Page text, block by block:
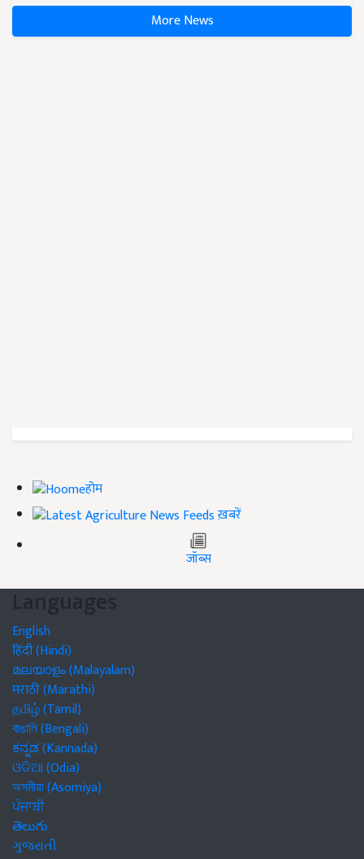
More News
होम
ख़बरें
जॉब्स
Languages
English
हिंदी (Hindi)
മലയാളം (Malayalam)
मराठी (Marathi)
தமிழ் (Tamil)
বাঙালি (Bengali)
ಕನ್ನಡ (Kannada)
ଓଡିଆ (Odia)
অসমীয়া (Asomiya)
ਪੰਜਾਬੀ
తెలుగు
ગુજરાતી